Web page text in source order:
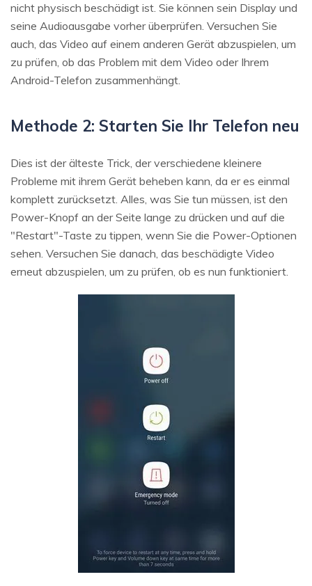
nicht physisch beschädigt ist. Sie können sein Display und
seine Audioausgabe vorher überprüfen. Versuchen Sie
auch, das Video auf einem anderen Gerät abzuspielen, um
zu prüfen, ob das Problem mit dem Video oder Ihrem
Android-Telefon zusammenhängt.
Methode 2: Starten Sie Ihr Telefon neu
Dies ist der älteste Trick, der verschiedene kleinere
Probleme mit ihrem Gerät beheben kann, da er es einmal
komplett zurücksetzt. Alles, was Sie tun müssen, ist den
Power-Knopf an der Seite lange zu drücken und auf die
"Restart"-Taste zu tippen, wenn Sie die Power-Optionen
sehen. Versuchen Sie danach, das beschädigte Video
erneut abzuspielen, um zu prüfen, ob es nun funktioniert.